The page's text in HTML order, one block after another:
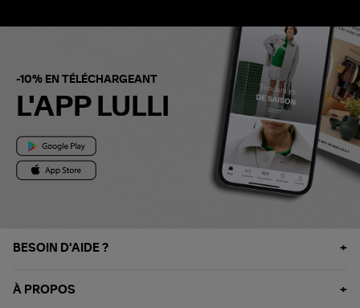
-10% EN TÉLÉCHARGEANT
L'APP LULLI
BESOIN D'AIDE ?
À PROPOS